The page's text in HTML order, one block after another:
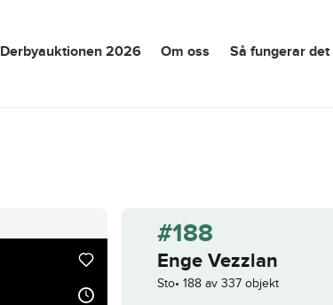
Derbyauktionen 2026 Om oss Så fungerar det
#188
Enge Vezzlan
Sto 188 av 337 objekt